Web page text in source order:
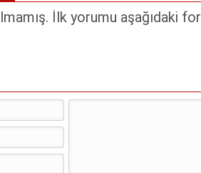
İlk yorumu aşağıdaki